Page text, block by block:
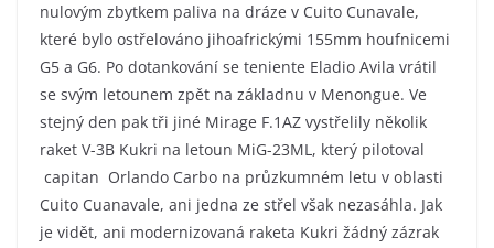
nulovým zbytkem paliva na dráze v Cuito Cunavale,
které bylo ostřelováno jihoafrickými 155mm houfnicemi
G5 a G6. Po dotankování se teniente Eladio Avila vrátil
se svým letounem zpět na základnu v Menongue. Ve
stejný den pak tři jiné Mirage F.1AZ vystřelily několik
raket V-3B Kukri na letoun MiG-23ML, který pilotoval
capitan Orlando Carbo na průzkumném letu v oblasti
Cuito Cuanavale, ani jedna ze střel však nezasáhla. Jak
je vidět, ani modernizovaná raketa Kukri žádný zázrak